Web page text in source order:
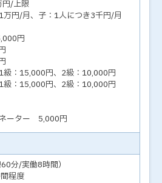
/上限
円/月、子：1人につき3千円/月
円
：15,000円、2級：10,000円
：15,000円、2級：10,000円
ネーター 5,000円
分/実働8時間）
程度